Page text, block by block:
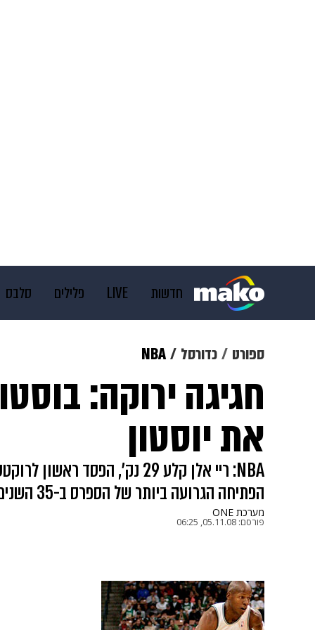
חדשות LIVE פלילים סלבס
מוזיקה
דיגיטל גאווה ויוה משפט
ספורט כדורסל NBA
את יוסטון
הפתיחה הגרועה ביותר של הספרס ב-35 השנים האחרונות
מערכת ONE
פורסם: 05.11.08, 06:25